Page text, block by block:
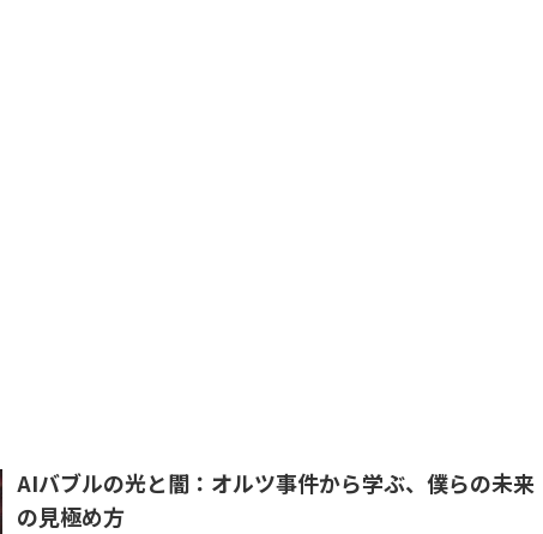
AIバブルの光と闇：オルツ事件から学ぶ、僕らの未来
の見極め方